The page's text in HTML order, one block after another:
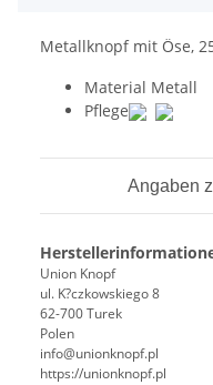
Metallknopf mit Öse,
Material Metall
Pflege
Angaben
Union Knopf
ul. K?czkowskiego 8
62-700 Turek
Polen
info@unionknopf.pl
https://unionknopf.pl